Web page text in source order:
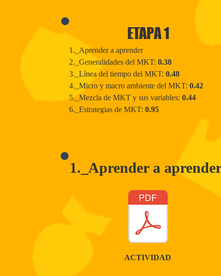
ETAPA 1
1._Aprender a aprender
2._Generalidades del MKT: 0.38
3._Línea del tiempo del MKT: 0.48
4._Micro y macro ambiente del MKT: 0.42
5._Mezcla de MKT y sus variables: 0.44
6._Estrategias de MKT: 0.95
1._Aprender a
ACTIVIDAD